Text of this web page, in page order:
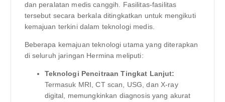
dan peralatan medis canggih. Fasilitas-fasilitas
tersebut secara berkala ditingkatkan untuk mengikuti
kemajuan terkini dalam teknologi medis.
Beberapa kemajuan teknologi utama yang diterapkan
di seluruh jaringan Hermina meliputi:
Teknologi Pencitraan Tingkat Lanjut:
Termasuk MRI, CT scan, USG, dan X-ray
digital, memungkinkan diagnosis yang akurat